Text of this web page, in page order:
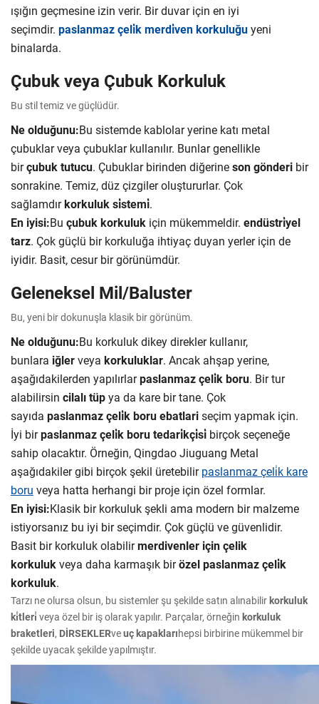
ışığın geçmesine izin verir. Bir duvar için en iyi
seçimdir. paslanmaz çeli̇k merdi̇ven korkuluğuyeni
binalarda.
Çubuk veya Çubuk Korkuluk
Bu stil temiz ve güçlüdür.
Ne olduğunu:Bu sistemde kablolar yerine katı metal
çubuklar veya çubuklar kullanılır. Bunlar genellikle
birçubuk tutucu. Çubuklar birinden diğerineson gönderi bir
sonrakine. Temiz, düz çizgiler oluştururlar. Çok
sağlamdırkorkuluk si̇stemi̇.
En iyisi:Bu çubuk korkuluk için mükemmeldir. endüstri̇yel
tarz. Çok güçlü bir korkuluğa ihtiyaç duyan yerler için de
iyidir. Basit, cesur bir görünümdür.
Geleneksel Mil/Baluster
Bu, yeni bir dokunuşla klasik bir görünüm.
Ne olduğunu:Bu korkuluk dikey direkler kullanır,
bunlara iğlerveya korkuluklar. Ancak ahşap yerine,
aşağıdakilerden yapılırlarpaslanmaz çeli̇k boru. Bir tur
alabilirsin cilalı tüpya da kare bir tane. Çok
sayıda paslanmaz çeli̇k boru ebatlariseçim yapmak için.
İyi birpaslanmaz çeli̇k boru tedari̇kçi̇si̇ birçok seçeneğe
sahip olacaktır. Örneğin, Qingdao Jiuguang Metal
aşağıdakiler gibi birçok şekil üretebilirpaslanmaz çeli̇k kare
boru veya hatta herhangi bir proje için özel formlar.
En iyisi:Klasik bir korkuluk şekli ama modern bir malzeme
istiyorsanız bu iyi bir seçimdir. Çok güçlü ve güvenlidir.
Basit bir korkuluk olabilirmerdivenler için çelik
korkulukveya daha karmaşık birözel paslanmaz çeli̇k
korkuluk.
Tarzı ne olursa olsun, bu sistemler şu şekilde satın alınabilirkorkuluk
ki̇tleri̇ veya özel bir iş olarak yapılır. Parçalar, örneğin korkuluk
braketleri, DİRSEKLERveuç kapaklarıhepsi birbirine mükemmel bir
şekilde uyacak şekilde yapılmıştır.